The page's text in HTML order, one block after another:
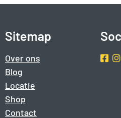
Sitemap
Over ons
Blog
Locatie
Shop
Contact